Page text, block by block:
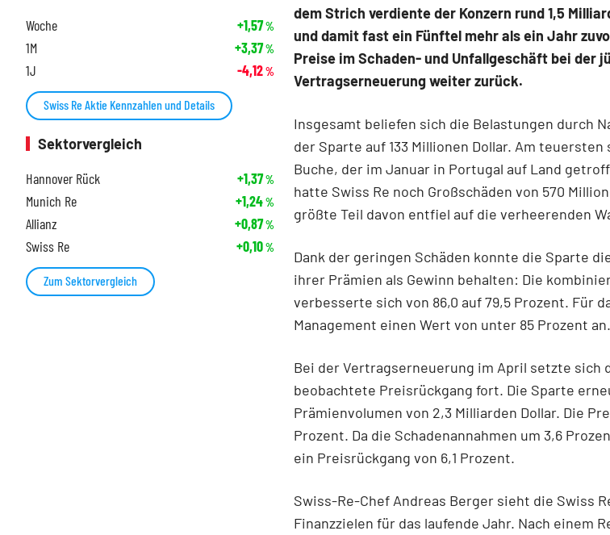
dem Strich verdiente der Konzern rund 1,5
und damit fast ein Fünftel mehr als ein Jahr
Preise im Schaden- und Unfallgeschäft bei der
Vertragserneuerung weiter zurück.
Insgesamt beliefen sich die Belastungen durch
der Sparte auf 133 Millionen Dollar. Am
Buche, der im Januar in Portugal auf Land
hatte Swiss Re noch Großschäden von 570
größte Teil davon entfiel auf die verheerenden
Dank der geringen Schäden konnte die Sparte
ihrer Prämien als Gewinn behalten: Die
verbesserte sich von 86,0 auf 79,5 Prozent. Für
Management einen Wert von unter 85 Prozent an.
Bei der Vertragserneuerung im April setzte sich
beobachtete Preisrückgang fort. Die Sparte
Prämienvolumen von 2,3 Milliarden Dollar. Die
Prozent. Da die Schadenannahmen um 3,6
ein Preisrückgang von 6,1 Prozent.
Swiss-Re-Chef Andreas Berger sieht die Swiss
Finanzzielen für das laufende Jahr. Nach einem
Woche +1,57%
1M +3,37%
1J -4,12%
Swiss Re Aktie Kennzahlen und Details
Sektorvergleich
Hannover Rück
+1,37%
Munich Re +1,24%
Allianz +0,87%
Swiss Re +0,10%
Zum Sektorvergleich